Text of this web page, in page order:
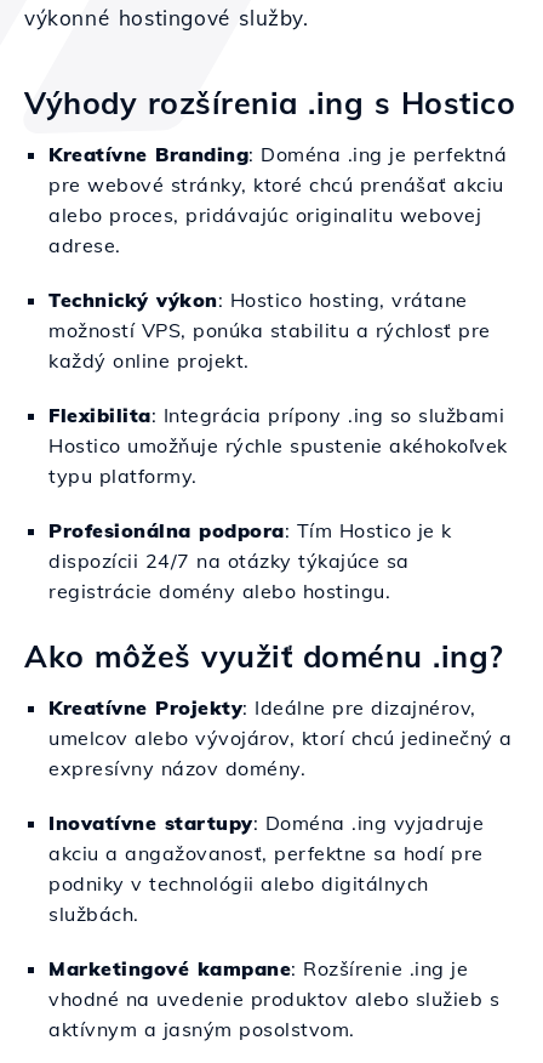
výkonné hostingové služby.
Výhody rozšírenia .ing s Hostico
Kreatívne Branding: Doména .ing je perfektná
pre webové stránky, ktoré chcú prenášať akciu
alebo proces, pridávajúc originalitu webovej
adrese.
Technický výkon: Hostico hosting, vrátane
možností VPS, ponúka stabilitu a rýchlosť pre
každý online projekt.
Flexibilita: Integrácia prípony .ing so službami
Hostico umožňuje rýchle spustenie akéhokoľvek
typu platformy.
Profesionálna podpora: Tím Hostico je k
dispozícii 24/7 na otázky týkajúce sa
registrácie domény alebo hostingu.
Ako môžeš využiť doménu .ing?
Kreatívne Projekty: Ideálne pre dizajnérov,
umelcov alebo vývojárov, ktorí chcú jedinečný a
expresívny názov domény.
Inovatívne startupy: Doména .ing vyjadruje
akciu a angažovanosť, perfektne sa hodí pre
podniky v technológii alebo digitálnych
službách.
Marketingové kampane: Rozšírenie .ing je
vhodné na uvedenie produktov alebo služieb s
aktívnym a jasným posolstvom.